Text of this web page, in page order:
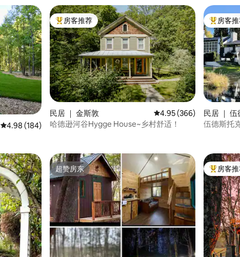
平均评分 4.98 分（满分 5 分），共 184 条评价
4.98 (184)
热门「房客推荐」
房客推荐
民居 ｜ 金斯敦 平均评分 4.95 分（满分
4.95 (366)
哈德逊河谷Hygge House~乡村舒适！
热门「房
房客
民居 ｜
伍德斯托
超赞房东
超赞房东 热门「
房客